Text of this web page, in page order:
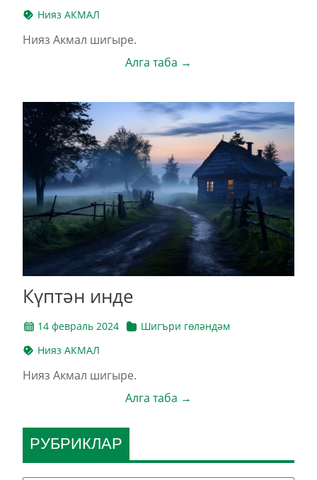
Нияз АКМАЛ
Нияз Акмал шигыре.
Алга таба →
Күптән инде
14 февраль 2024
Шигъри гөләндәм
Нияз АКМАЛ
Нияз Акмал шигыре.
Алга таба →
РУБРИКЛАР